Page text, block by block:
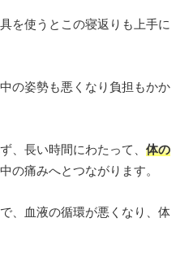
を使うとこの寝返りも上手に
の姿勢も悪くなり負担もかか
、長い時間にわたって、 体の
の痛みへとつながります。
、血液の循環が悪くなり、体